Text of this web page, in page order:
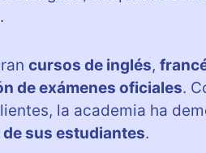
cursos de inglés,
de exámenes oficiales.
la academia ha
sus estudiantes.